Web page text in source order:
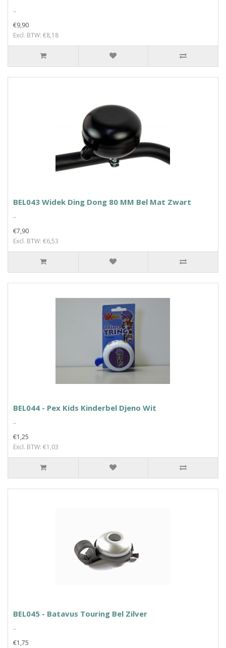
..
€9,90
Excl. BTW: €8,18
BEL043 Widek Ding Dong 80 MM Bel Mat Zwart
..
€7,90
Excl. BTW: €6,53
BEL044 - Pex Kids Kinderbel Djeno Wit
..
€1,25
Excl. BTW: €1,03
BEL045 - Batavus Touring Bel Zilver
..
€1,75